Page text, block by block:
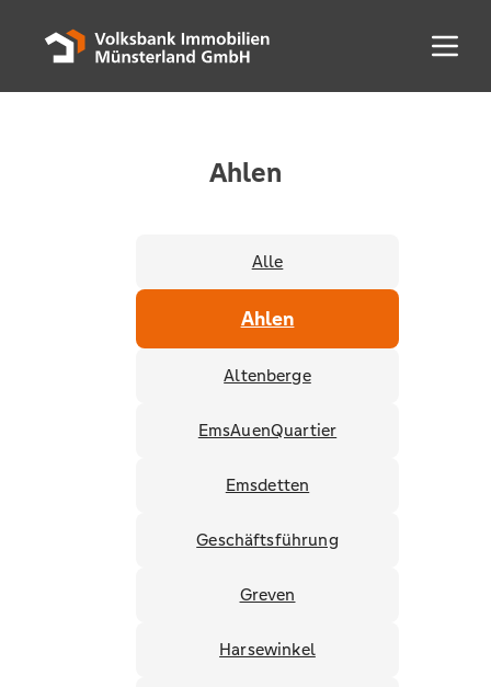
Menü
Ahlen
Alle
Ahlen
Altenberge
EmsAuenQuartier
Emsdetten
Geschäftsführung
Greven
Harsewinkel